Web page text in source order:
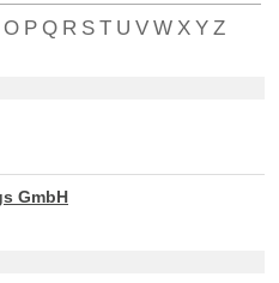
O P Q R S T U V W X Y Z
GmbH